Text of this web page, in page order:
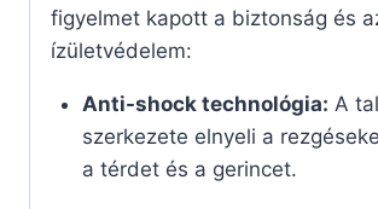
figyelmet kapott a biztonság és
ízületvédelem:
Anti-shock technológia: A
szerkezete elnyeli a
a térdet és a gerincet.